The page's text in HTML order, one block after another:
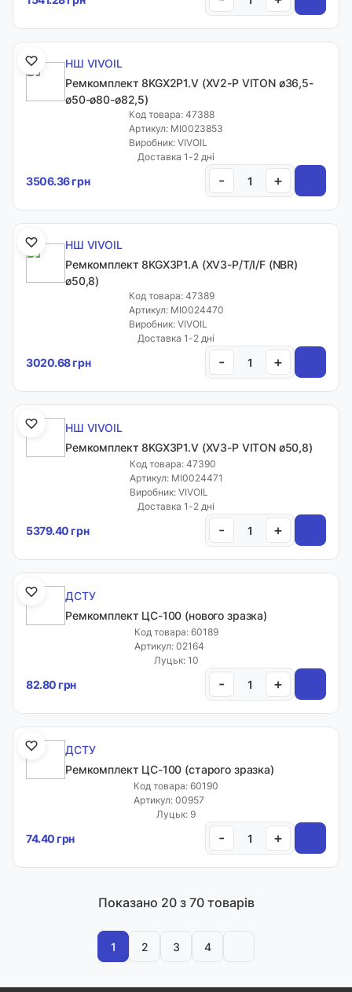
НШ VIVOIL
Ремкомплект 8KGX2P1.V (XV2-P VITON ø36,5-
ø50-ø80-ø82,5)
Код товара: 47388
Артикул: MI0023853
Виробник: VIVOIL
Доставка 1-2 дні
3506.36 грн - +
НШ VIVOIL
Ремкомплект 8KGX3P1.A (XV3-P/T/I/F (NBR)
ø50,8)
Код товара: 47389
Артикул: MI0024470
Виробник: VIVOIL
Доставка 1-2 дні
3020.68 грн - +
НШ VIVOIL
Ремкомплект 8KGX3P1.V (XV3-P VITON ø50,8)
Код товара: 47390
Артикул: MI0024471
Виробник: VIVOIL
Доставка 1-2 дні
5379.40 грн - +
ДСТУ
Ремкомплект ЦС-100 (нового зразка)
Код товара: 60189
Артикул: 02164
Луцьк: 10
82.80 грн - +
ДСТУ
Ремкомплект ЦС-100 (старого зразка)
Код товара: 60190
Артикул: 00957
Луцьк: 9
74.40 грн - +
Показано 20з 70 товарів
1 2 3 4